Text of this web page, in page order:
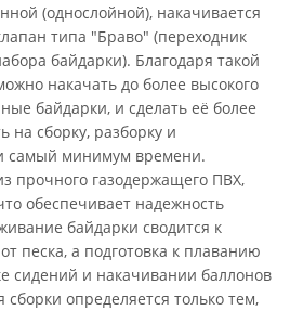
(однослойной), накачивается
типа "Браво" (переходник
байдарки). Благодаря такой
накачать до более высокого
байдарки, и сделать её более
на сборку, разборку и
самый минимум времени.
прочного газодержащего ПВХ,
обеспечивает надежность
байдарки сводится к
песка, а подготовка к плаванию
сидений и накачивании баллонов
определяется только тем,